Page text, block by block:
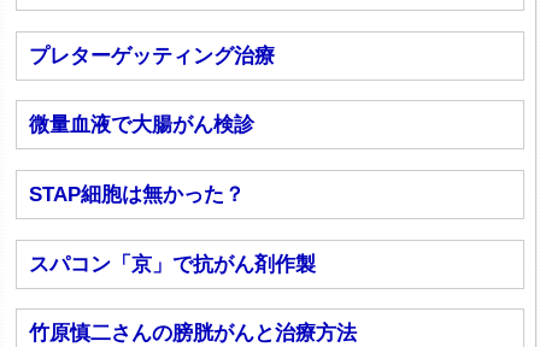
プレターゲッティング治療
微量血液で大腸がん検診
STAP細胞は無かった？
スパコン「京」で抗がん剤作製
竹原慎二さんの膀胱がんと治療方法